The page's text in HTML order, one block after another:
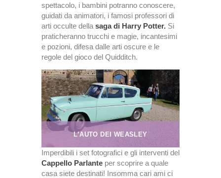
spettacolo, i bambini potranno conoscere,
guidati da animatori, i famosi professori di
arti occulte della saga di Harry Potter. Si
praticheranno trucchi e magie, incantesimi
e pozioni, difesa dalle arti oscure e le
regole del gioco del Quidditch.
L’AUTO DEI WEASLEY
Imperdibili i set fotografici e gli interventi del
Cappello Parlante per scoprire a quale
casa siete destinati! Insomma cari ami ci